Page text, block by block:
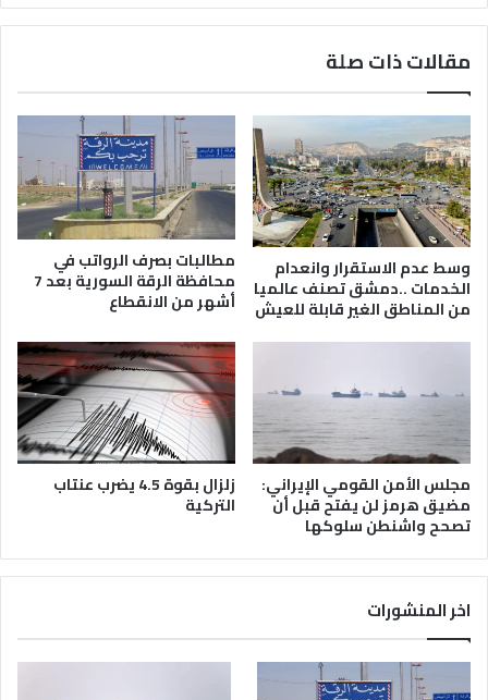
مقالات ذات صلة
وسط عدم الاستقرار وانعدام
الخدمات ..دمشق تصنف عالميا
من المناطق الغير قابلة للعيش
مطالبات بصرف الرواتب في
محافظة الرقة السورية بعد 7
أشهر من الانقطاع
مجلس الأمن القومي الإيراني:
مضيق هرمز لن يفتح قبل أن
تصحح واشنطن سلوكها
زلزال بقوة 4.5 يضرب عنتاب
التركية
اخر المنشورات